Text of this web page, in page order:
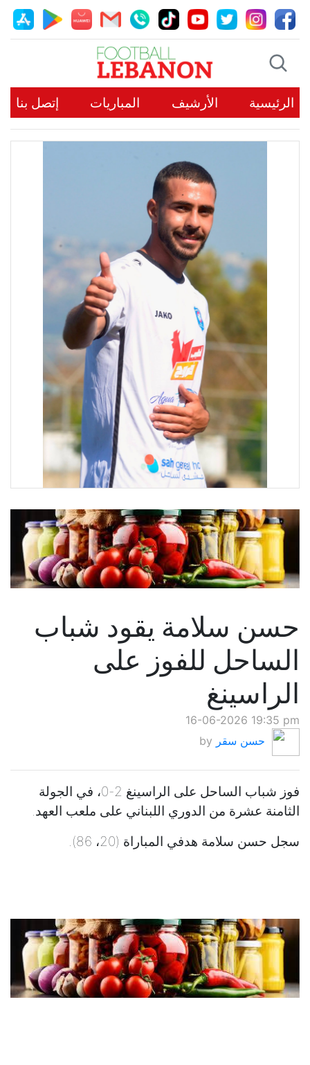
الرئيسية الأرشيف المباريات إتصل بنا
حسن سلامة يقود شباب
الساحل للفوز على
الراسينغ
16-06-2026 19:35 pm
by حسن سقر
فوز شباب الساحل على الراسينغ 2-0، في الجولة
الثامنة عشرة من الدوري اللبناني على ملعب العهد.
سجل حسن سلامة هدفي المباراة (20، 86).